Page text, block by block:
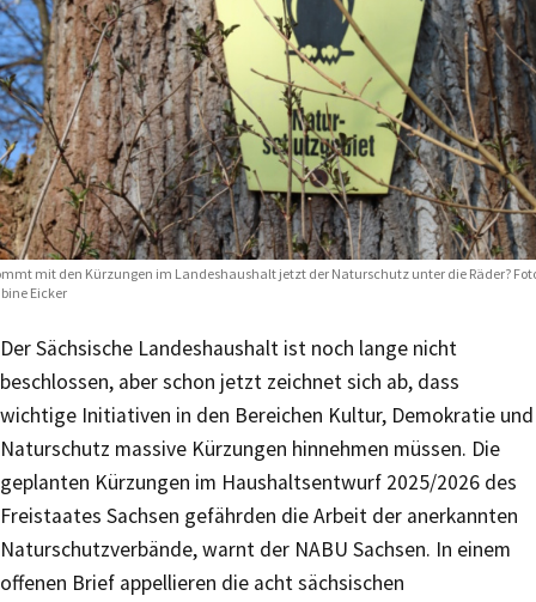
mit den Kürzungen im Landeshaushalt jetzt der Naturschutz unter die Räder?
Eicker
Der Sächsische Landeshaushalt ist noch lange nicht
beschlossen, aber schon jetzt zeichnet sich ab, dass
wichtige Initiativen in den Bereichen Kultur, Demokratie und
Naturschutz massive Kürzungen hinnehmen müssen. Die
geplanten Kürzungen im Haushaltsentwurf 2025/2026 des
Freistaates Sachsen gefährden die Arbeit der anerkannten
Naturschutzverbände, warnt der NABU Sachsen. In einem
offenen Brief appellieren die acht sächsischen